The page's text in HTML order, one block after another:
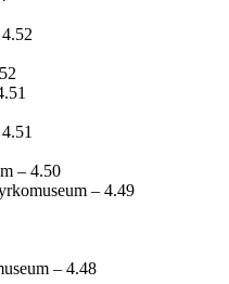
– 4.50
– 4.49
– 4.48